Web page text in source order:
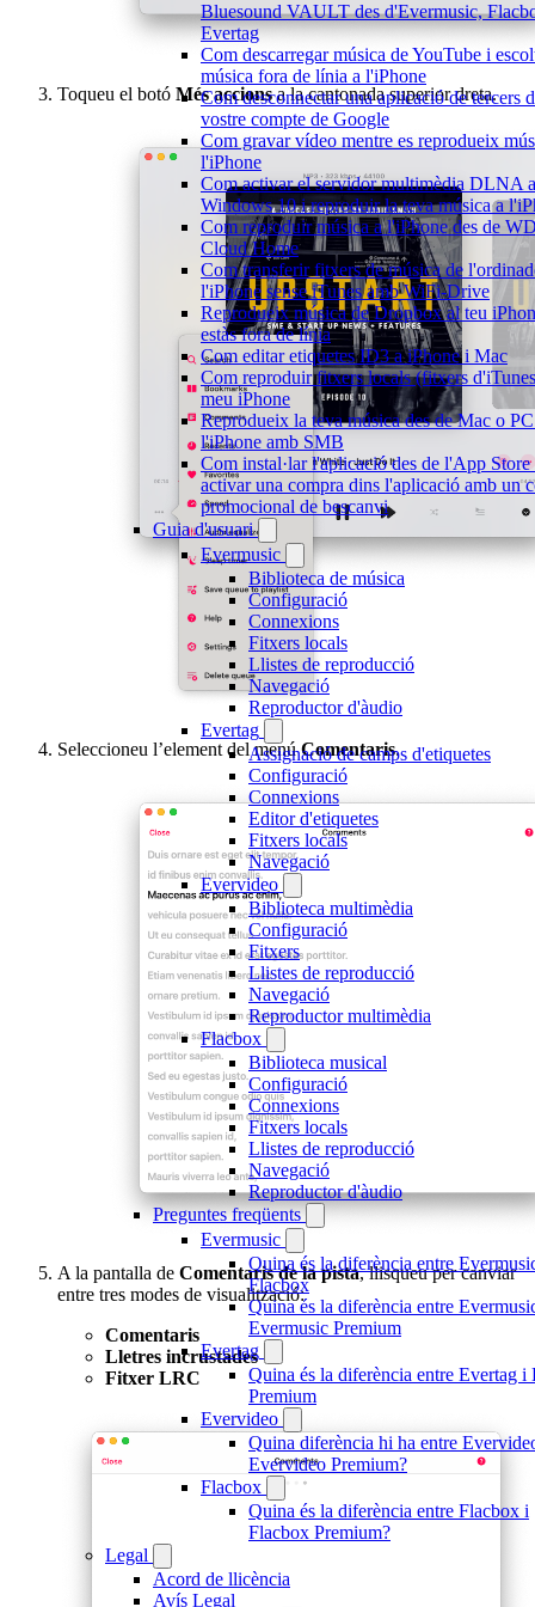
Bluesound VAULT des d'Evermusic,
Evertag
Com descarregar música de YouTube i
música fora de línia a l'iPhone
Com desconnectar una aplicació de tercers
vostre compte de Google
Com gravar vídeo mentre es reprodueix
l'iPhone
Com activar el servidor multimèdia DLNA a
Windows 10 i reproduir la teva música a
Com reproduir música a l'iPhone des de
Cloud Home
Com transferir fitxers de música de
l'iPhone sense iTunes amb WiFi-Drive
Reprodueix música de Dropbox al teu
estàs fora de línia
Com editar etiquetes ID3 a iPhone i Mac
Com reproduir fitxers locals (fitxers
meu iPhone
Reprodueix la teva música des de Mac o
l'iPhone amb SMB
Com instal·lar l'aplicació des de l'App Store
activar una compra dins l'aplicació amb un
promocional de bescanvi
Guia d'usuari
Evermusic
Biblioteca de música
Configuració
Connexions
Fitxers locals
Llistes de reproducció
Navegació
Reproductor d'àudio
Evertag
Assignació de camps d'etiquetes
Configuració
Connexions
Editor d'etiquetes
Fitxers locals
Navegació
Evervideo
Biblioteca multimèdia
Configuració
Fitxers
Llistes de reproducció
Navegació
Reproductor multimèdia
Flacbox
Biblioteca musical
Configuració
Connexions
Fitxers locals
Llistes de reproducció
Navegació
Reproductor d'àudio
Preguntes freqüents
Evermusic
Quina és la diferència entre
Flacbox
Quina és la diferència entre
Evermusic Premium
Evertag
Quina és la diferència entre Evertag i
Premium
Evervideo
Quina diferència hi ha entre
Evervideo Premium?
Flacbox
Quina és la diferència entre Flacbox i
Flacbox Premium?
Legal
Acord de llicència
Avís Legal
Toqueu el botó Més accionsa la cantonada superior dreta.
Seleccioneu l’element del menúComentaris.
A la pantalla de Comentaris de la pista, llisqueu per canviar
entre tres modes de visualització:
Comentaris
Lletres incrustades
Fitxer LRC